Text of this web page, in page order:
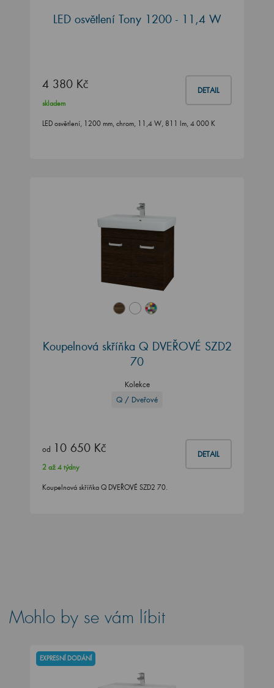
LED osvětlení Tony 1200 - 11,4 W
4 380 Kč DETAIL
skladem
LED osvětlení, 1200 mm, chrom, 11,4 W, 811 lm, 4 000 K
Koupelnová skříňka Q DVEŘOVÉ SZD2
70
Kolekce
Q / Dveřové
od 10 650 Kč DETAIL
2 až 4 týdny
Koupelnová skříňka Q DVEŘOVÉ SZD2 70.
Mohlo by se vám líbit
EXPRESNÍ DODÁNÍ